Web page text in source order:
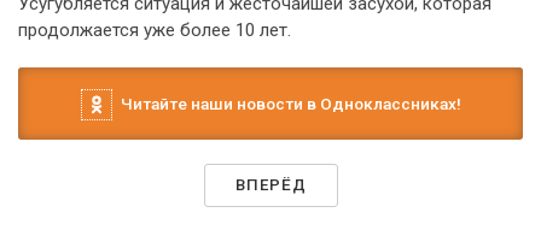
продолжается уже более 10 лет.
Читайте наши новости в Одноклассниках!
ВПЕРЁД